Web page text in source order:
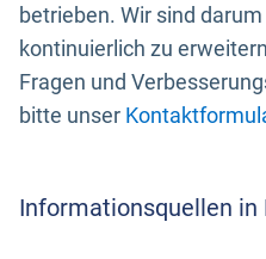
betrieben. Wir sind
kontinuierlich zu
Fragen und
bitte unser
Informationsquellen in